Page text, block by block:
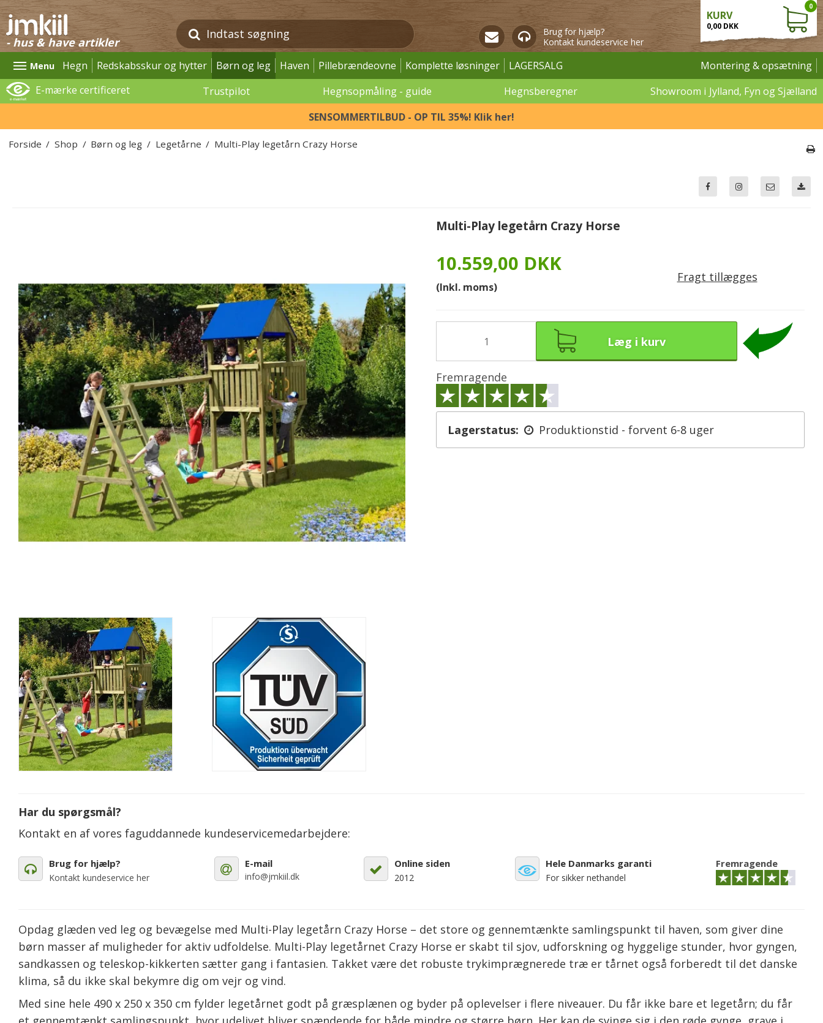
- hus & have artikler
Brug for hjælp?
Kontakt kundeservice her
KURV
0,00 DKK
0
Menu Hegn Redskabsskur og hytter Børn og leg Haven Pillebrændeovne Komplette løsninger LAGERSALG
Montering & opsætning
E-mærke certificeret
Trustpilot Hegnsopmåling - guide Hegnsberegner
Showroom i Jylland, Fyn og Sjælland
SENSOMMERTILBUD - OP TIL 35%! Klik her!
Forside / Shop / Børn og leg / Legetårne / Multi-Play legetårn Crazy Horse
Multi-Play legetårn Crazy Horse
10.559,00 DKK
(Inkl. moms)
Fragt tillægges
Læg i kurv
Fremragende
Lagerstatus: Produktionstid - forvent 6-8 uger
Har du spørgsmål?
Kontakt en af vores faguddannede kundeservicemedarbejdere:
Brug for hjælp?
Kontakt kundeservice her
E-mail
info@jmkiil.dk
Online siden
2012
Hele Danmarks garanti
For sikker nethandel
Fremragende
Opdag glæden ved leg og bevægelse med Multi-Play legetårn Crazy Horse – det store og gennemtænkte samlingspunkt til haven, som giver dine
børn masser af muligheder for aktiv udfoldelse. Multi-Play legetårnet Crazy Horse er skabt til sjov, udforskning og hyggelige stunder, hvor gyngen,
sandkassen og teleskop-kikkerten sætter gang i fantasien. Takket være det robuste trykimprægnerede træ er tårnet også forberedt til det danske
klima, så du ikke skal bekymre dig om vejr og vind.
Med sine hele 490 x 250 x 350 cm fylder legetårnet godt på græsplænen og byder på oplevelser i flere niveauer. Du får ikke bare et legetårn; du får